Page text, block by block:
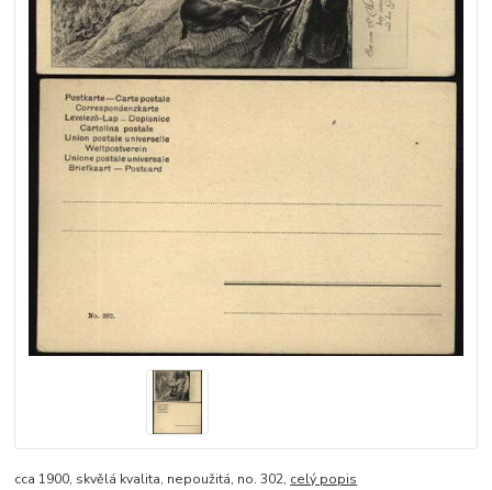
cca 1900, skvělá kvalita, nepoužitá, no. 302, celý popis